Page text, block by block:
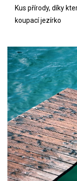
Kus přírody, díky
koupací jezírko